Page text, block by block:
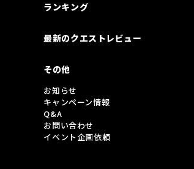
ランキング
最新のクエストレビュー
その他
お知らせ
キャンペーン情報
Q&A
お問い合わせ
イベント企画依頼